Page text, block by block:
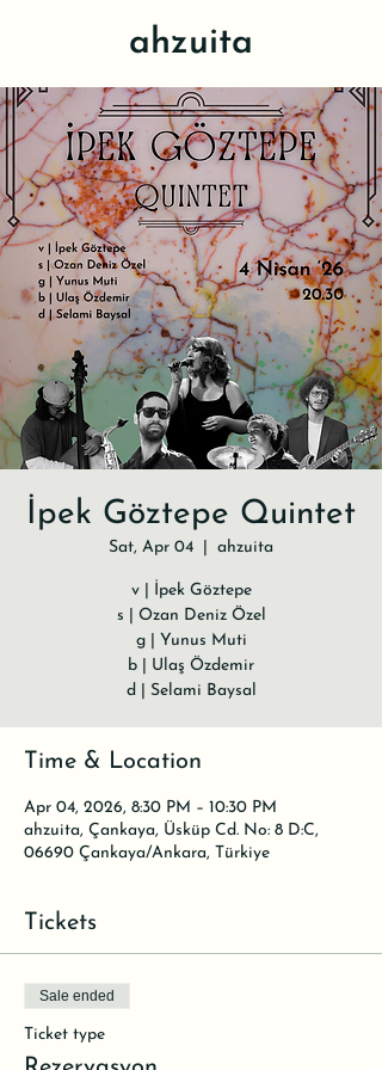
ahzuita
İpek Göztepe Quintet
Sat, Apr 04 ahzuita
v | İpek Göztepe
s | Ozan Deniz Özel
g | Yunus Muti
b | Ulaş Özdemir
d | Selami Baysal
Time & Location
Apr 04, 2026, 8:30 PM – 10:30 PM
ahzuita, Çankaya, Üsküp Cd. No: 8 D:C,
06690 Çankaya/Ankara, Türkiye
Tickets
Sale ended
Ticket type